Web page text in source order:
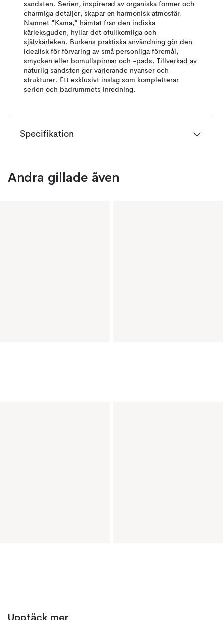
sandsten. Serien, inspirerad av organiska former och
charmiga detaljer, skapar en harmonisk atmosfär.
Namnet "Kama," hämtat från den indiska
kärleksguden, hyllar det ofullkomliga och
självkärleken. Burkens praktiska användning gör den
idealisk för förvaring av små personliga föremål,
smycken eller bomullspinnar och -pads. Tillverkad av
naturlig sandsten ger varierande nyanser och
strukturer. Ett exklusivt inslag som kompletterar
serien och badrummets inredning.
Specifikation
Andra gillade även
Upptäck mer